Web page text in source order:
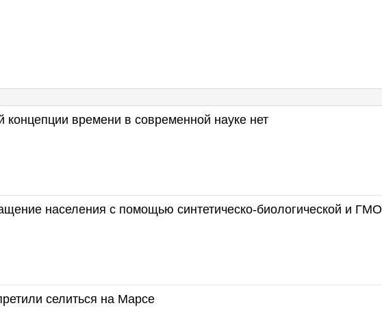
концепции времени в современной науке нет
населения с помощью синтетическо-биологической и ГМО
селиться на Марсе